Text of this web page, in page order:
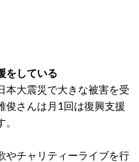
をしている
本大震災で大きな被害を受
俊さんは月1回は復興支援
やチャリティーライブを行